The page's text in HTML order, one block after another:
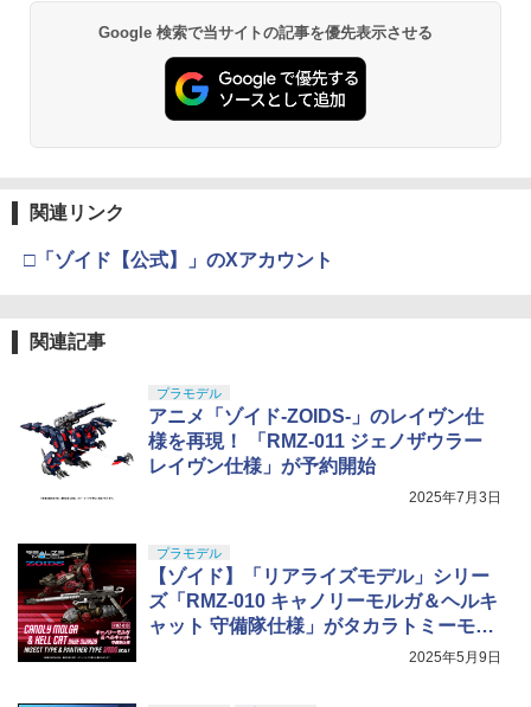
Google 検索で当サイトの記事を優先表示させる
関連リンク
□「ゾイド【公式】」のXアカウント
関連記事
プラモデル
アニメ「ゾイド-ZOIDS-」のレイヴン仕
様を再現！ 「RMZ-011 ジェノザウラー
レイヴン仕様」が予約開始
2025年7月3日
プラモデル
【ゾイド】「リアライズモデル」シリー
ズ「RMZ-010 キャノリーモルガ＆ヘルキ
ャット 守備隊仕様」がタカラトミーモー
2025年5月9日